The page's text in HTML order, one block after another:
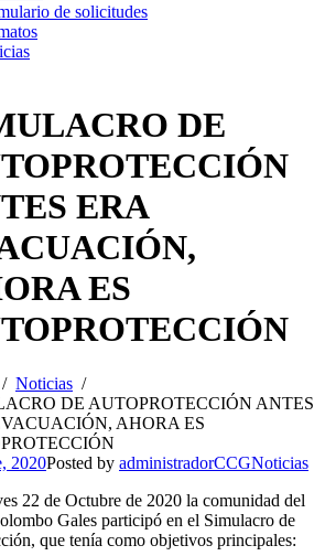
de solicitudes
DE
ERA
ES
Noticias
DE AUTOPROTECCIÓN ANTES
AHORA ES
2020Posted by administradorCCGNoticias
22 de Octubre de 2020 la comunidad del
Gales participó en el Simulacro de
que tenía como objetivos principales: